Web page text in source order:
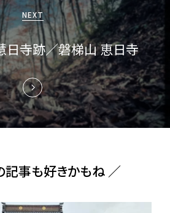
NEXT
日寺跡／磐梯山 恵日寺
記事も好きかもね ／